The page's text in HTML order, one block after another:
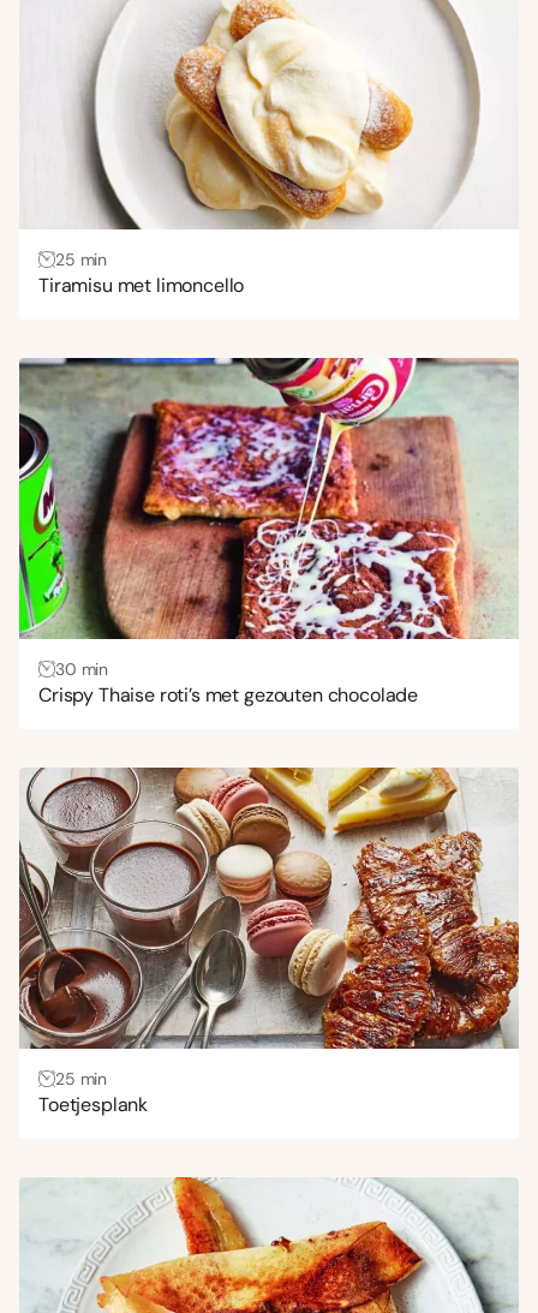
25 min
Tiramisu met limoncello
30 min
Crispy Thaise roti’s met gezouten chocolade
25 min
Toetjesplank